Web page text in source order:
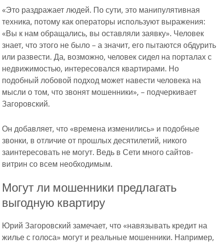
«Это раздражает людей. По сути, это манипулятивная
техника, потому как операторы используют выражения:
«Вы к нам обращались, вы оставляли заявку». Человек
знает, что этого не было – а значит, его пытаются обдурить
или развести. Да, возможно, человек сидел на порталах с
недвижимостью, интересовался квартирами. Но
подобный лобовой подход может навести человека на
мысли о том, что звонят мошенники», – подчеркивает
Загоровский.
Он добавляет, что «времена изменились» и подобные
звонки, в отличие от прошлых десятилетий, никого
заинтересовать не могут. Ведь в Сети много сайтов-
витрин со всем необходимым.
Могут ли мошенники предлагать
выгодную квартиру
Юрий Загоровский замечает, что «навязывать кредит на
жилье с голоса» могут и реальные мошенники. Например,